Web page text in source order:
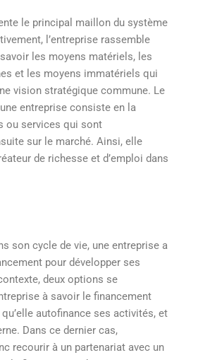
le principal maillon du système
l’entreprise rassemble
les moyens matériels, les
et les moyens immatériels qui
vision stratégique commune. Le
entreprise consiste en la
ou services qui sont
sur le marché. Ainsi, elle
de richesse et d’emploi dans
son cycle de vie, une entreprise a
pour développer ses
deux options se
à savoir le financement
qu’elle autofinance ses activités, et
Dans ce dernier cas,
recourir à un partenariat avec un